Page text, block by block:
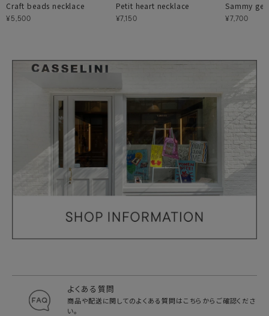
Craft beads necklace
¥5,500
Petit heart necklace
¥7,150
Sammy
¥7,700
よくある質問
商品や配送に関してのよくある質問はこちらからご確認くださ
い。